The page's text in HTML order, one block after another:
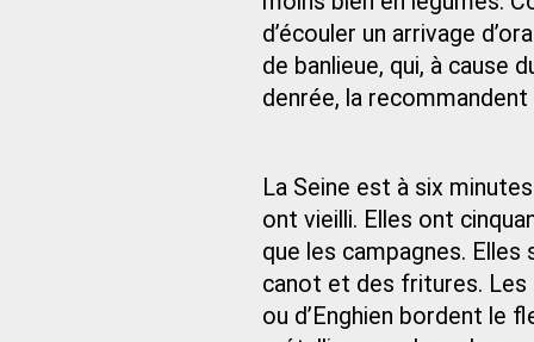
d’écouler un arrivage
de banlieue, qui, à cause
denrée, la
La Seine est à six
ont vieilli. Elles ont
que les campagnes.
canot et des fritures. Les
ou d’Enghien bordent le